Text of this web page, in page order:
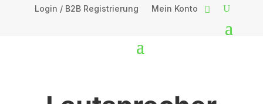
Login / B2B Registrierung Mein Konto